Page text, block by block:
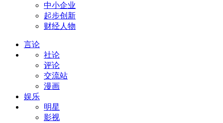
中小企业
起步创新
财经人物
言论
社论
评论
交流站
漫画
娱乐
明星
影视